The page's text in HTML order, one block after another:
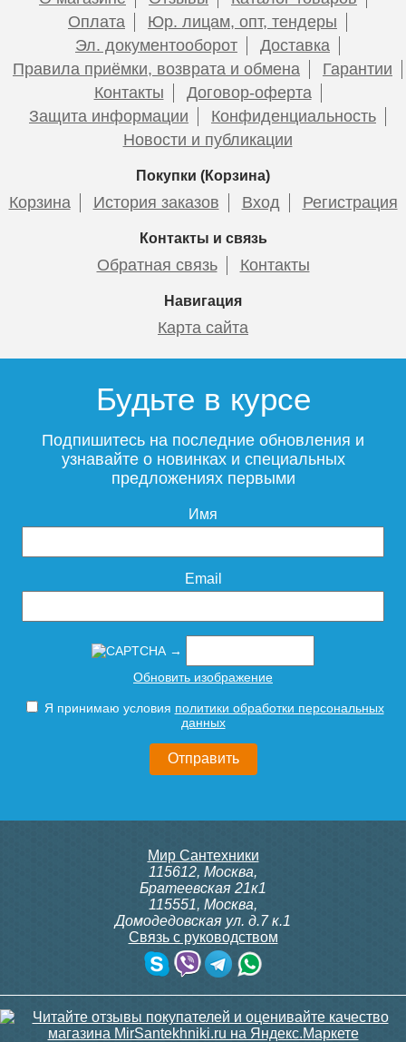
Смеситель для раковины
ESKO Sochi SC26 , хром
Подробнее
Смеситель для раковины
ESKO Sochi Gold SC26Gold
Подробнее
Смеситель для раковины
10 995
Смеситель HAIBA HB5518-5
c гигиенической лейкой
Подробнее
Смеситель HAIBA HB5518-7
c гигиенической лейкой
Подробнее
Оплата
Юр. лицам, опт, тендеры
Эл. документооборот
Доставка
Правила приёмки, возврата и обмена
Гарантии
Контакты
Договор-оферта
Защита информации
Конфиденциальность
Новости и публикации
Покупки (Корзина)
Корзина История заказов Вход Регистрация
Контакты и связь
Обратная связь Контакты
Навигация
Карта сайта
Будьте в курсе
Подпишитесь на последние обновления и
узнавайте о новинках и специальных
предложениях первыми
Имя
Email
→
Обновить изображение
Я принимаю условия политики обработки персональных
данных
Мир Сантехники
115612, Москва,
Братеевская 21к1
115551, Москва,
Домодедовская ул. д.7 к.1
Связь с руководством